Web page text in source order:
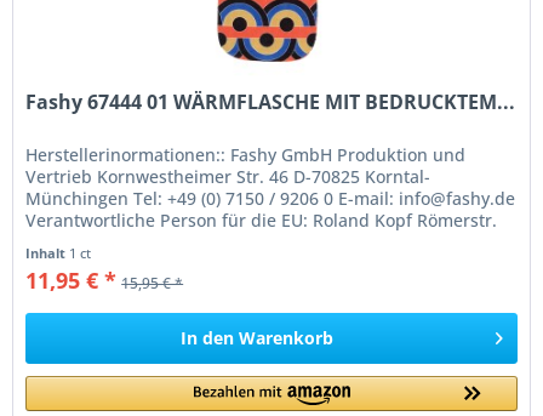
Fashy 67444 01 WÄRMFLASCHE MIT BEDRUCKTEM...
Herstellerinormationen:: Fashy GmbH Produktion und
Vertrieb Kornwestheimer Str. 46 D-70825 Korntal-
Münchingen Tel: +49 (0) 7150 / 9206 0 E-mail: info@fashy.de
Verantwortliche Person für die EU: Roland Kopf Römerstr.
Inhalt 1 ct
11,95 € * 15,95 € *
In den Warenkorb